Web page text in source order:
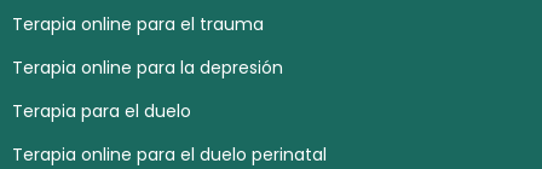
Terapia online para el trauma
Terapia online para la depresión
Terapia para el duelo
Terapia online para el duelo perinatal